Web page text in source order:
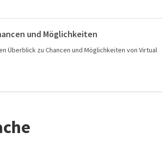
und Möglichkeiten
Überblick zu Chancen und Möglichkeiten von Virtual